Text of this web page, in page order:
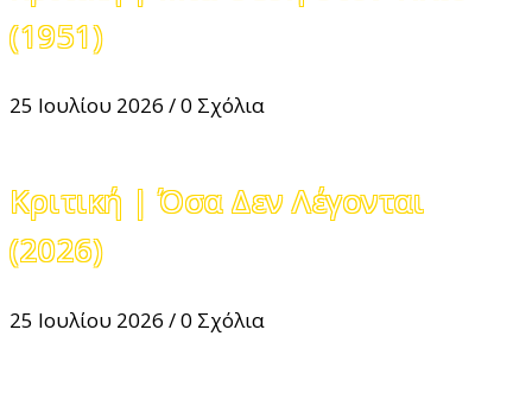
(1951)
25 Ιουλίου 2026 /0 Σχόλια
Κριτική | Όσα Δεν Λέγονται
(2026)
25 Ιουλίου 2026 /0 Σχόλια